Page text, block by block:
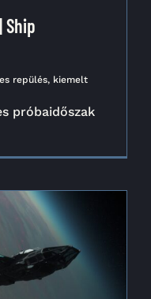
Ship
repülés, kiemelt
próbaidőszak